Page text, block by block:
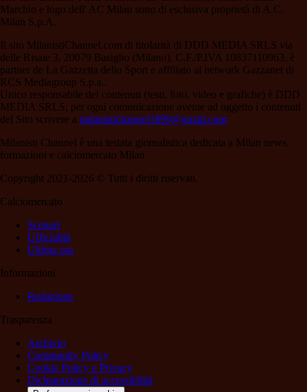
Marchio e logo dell' AC Milan sono di esclusiva proprietà di A.C.
Milan S.p.A.
Il sito MilanistiChannel.com di titolarità di DDD MEDIA SRLS via
delle Risaie 3, 20079 Basiglio (Milano), C.F./P.IVA 10837110963, è
partner de La Gazzetta dello Sport e affiliato al network Gazzanet di
RCS Mediagroup S.p.a..
Unico responsabile dei contenuti (testi, foto, video e grafiche) è DDD
MEDIA SRLS; per ogni comunicazione avente ad oggetto i contenuti
del Sito scrivere a milanistichannel1899@gmail.com
Milanisti Channel è una testata giornalistica dedicata a Milan news,
formazioni e calciomercato Milan
Copyright 2021-2026 © Tutti i diritti riservati.
Calciomercato
Scenari
Ufficialità
Ultima ora
Informazioni
Redazione
Trasparenza
Archivio
Community Policy
Cookie Policy e Privacy
Dichiarazione di accessibilità